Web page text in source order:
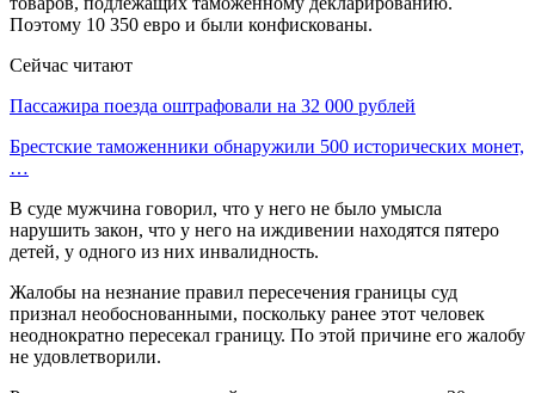
Поэтому 10 350 евро и были конфискованы.
Сейчас читают
Пассажира поезда оштрафовали на 32 000 рублей
Брестские таможенники обнаружили 500 исторических монет,
…
В суде мужчина говорил, что у него не было умысла
нарушить закон, что у него на иждивении находятся пятеро
детей, у одного из них инвалидность.
Жалобы на незнание правил пересечения границы суд
признал необоснованными, поскольку ранее этот человек
неоднократно пересекал границу. По этой причине его жалобу
не удовлетворили.